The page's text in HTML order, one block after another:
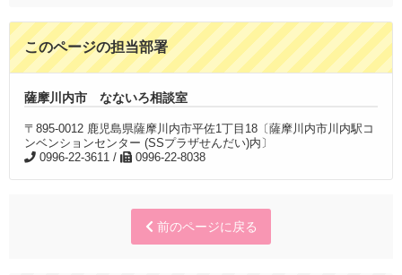
このページの担当部署
薩摩川内市 なないろ相談室
〒895-0012 鹿児島県薩摩川内市平佐1丁目18〔薩摩川内市川内駅コ
ンベンションセンター (SSプラザせんだい)内〕
0996-22-3611 /
0996-22-8038
前のページに戻る